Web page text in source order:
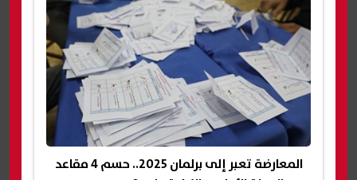
المعارضة تعبر إلى برلمان 2025.. حسم 4 مقاعد